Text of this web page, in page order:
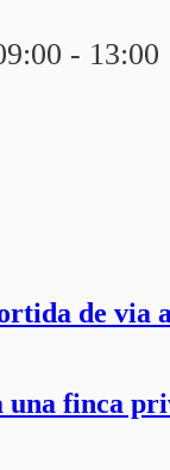
- 13:00
de via
finca